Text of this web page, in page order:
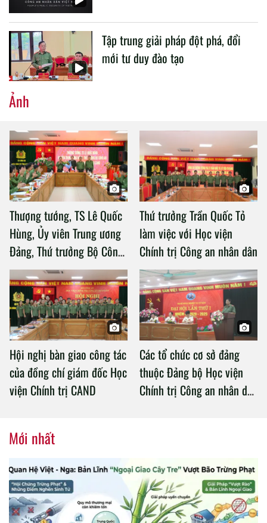
Tập trung giải pháp đột phá, đổi
mới tư duy đào tạo
Ảnh
Thượng tướng, TS Lê Quốc
Hùng, Ủy viên Trung ương
Đảng, Thứ trưởng Bộ Công
an làm việc với Học viện
Chính trị Công an nhân dân
Thứ trưởng Trần Quốc Tỏ
làm việc với Học viện
Chính trị Công an nhân dân
Hội nghị bàn giao công tác
của đồng chí giám đốc Học
viện Chính trị CAND
Các tổ chức cơ sở đảng
thuộc Đảng bộ Học viện
Chính trị Công an nhân dân
Mới nhất